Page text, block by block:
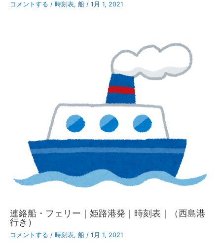
コメントする / 時刻表, 船 / 1月 1, 2021
連絡船・フェリー｜姫路港発｜時刻表｜（西島港
行き）
コメントする / 時刻表, 船 / 1月 1, 2021